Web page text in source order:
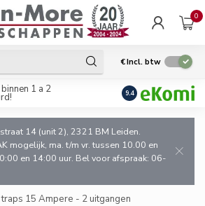
0
€Incl. btw
1 a 2 Uitsluitend goede
en de vakman!
9.4
14 (unit 2), 2321 BM Leiden.
mogelijk, ma. t/m vr. tussen 10.00 en
en 14:00 uur. Bel voor afspraak: 06-
15 Ampere - 2 uitgangen